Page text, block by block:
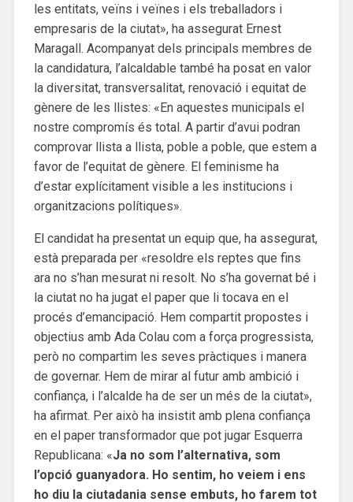
les entitats, veïns i veïnes i els treballadors i
empresaris de la ciutat», ha assegurat Ernest
Maragall. Acompanyat dels principals membres de
la candidatura, l’alcaldable també ha posat en valor
la diversitat, transversalitat, renovació i equitat de
gènere de les llistes: «En aquestes municipals el
nostre compromís és total. A partir d’avui podran
comprovar llista a llista, poble a poble, que estem a
favor de l’equitat de gènere. El feminisme ha
d’estar explícitament visible a les institucions i
organitzacions polítiques».
El candidat ha presentat un equip que, ha assegurat,
està preparada per «resoldre els reptes que fins
ara no s’han mesurat ni resolt. No s’ha governat bé i
la ciutat no ha jugat el paper que li tocava en el
procés d’emancipació. Hem compartit propostes i
objectius amb Ada Colau com a força progressista,
però no compartim les seves pràctiques i manera
de governar. Hem de mirar al futur amb ambició i
confiança, i l’alcalde ha de ser un més de la ciutat»,
ha afirmat. Per això ha insistit amb plena confiança
en el paper transformador que pot jugar Esquerra
Republicana: «Ja no som l’alternativa, som
l’opció guanyadora. Ho sentim, ho veiem i ens
ho diu la ciutadania sense embuts, ho farem tot